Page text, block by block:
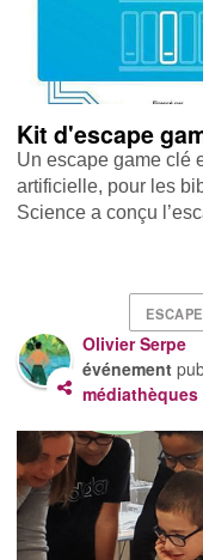
Kit d'escape
Un escape game clé
artificielle, pour les
Science a conçu
Olivier Serpe
événement
médiathèques